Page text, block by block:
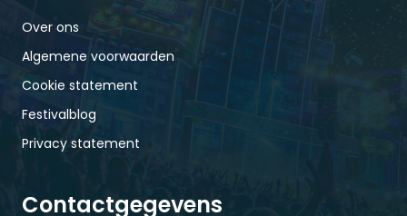
Over ons
Algemene voorwaarden
Cookie statement
Festivalblog
Privacy statement
Contactgegevens